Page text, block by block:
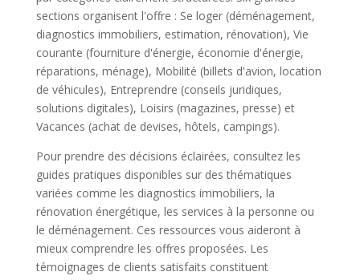
sections organisent l'offre : Se loger (déménagement,
diagnostics immobiliers, estimation, rénovation), Vie
courante (fourniture d'énergie, économie d'énergie,
réparations, ménage), Mobilité (billets d'avion, location
de véhicules), Entreprendre (conseils juridiques,
solutions digitales), Loisirs (magazines, presse) et
Vacances (achat de devises, hôtels, campings).
Pour prendre des décisions éclairées, consultez les
guides pratiques disponibles sur des thématiques
variées comme les diagnostics immobiliers, la
rénovation énergétique, les services à la personne ou
le déménagement. Ces ressources vous aideront à
mieux comprendre les offres proposées. Les
témoignages de clients satisfaits constituent